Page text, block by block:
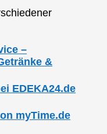
–
&
EDEKA24.de
myTime.de